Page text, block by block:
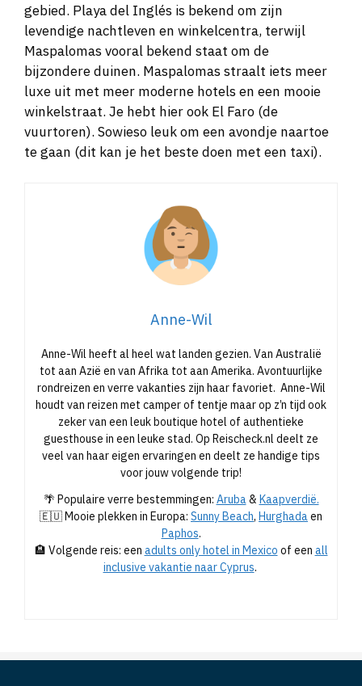
gebied. Playa del Inglés is bekend om zijn
levendige nachtleven en winkelcentra, terwijl
Maspalomas vooral bekend staat om de
bijzondere duinen. Maspalomas straalt iets meer
luxe uit met meer moderne hotels en een mooie
winkelstraat. Je hebt hier ook El Faro (de
vuurtoren). Sowieso leuk om een avondje naartoe
te gaan (dit kan je het beste doen met een taxi).
Anne-Wil
Anne-Wil heeft al heel wat landen gezien. Van Australië
tot aan Azië en van Afrika tot aan Amerika. Avontuurlijke
rondreizen en verre vakanties zijn haar favoriet. Anne-Wil
houdt van reizen met camper of tentje maar op z’n tijd ook
zeker van een leuk boutique hotel of authentieke
guesthouse in een leuke stad. Op Reischeck.nl deelt ze
veel van haar eigen ervaringen en deelt ze handige tips
voor jouw volgende trip!
🌴 Populaire verre bestemmingen: Aruba& Kaapverdië.
🇪🇺 Mooie plekken in Europa: Sunny Beach, Hurghadaen
Paphos.
🏨 Volgende reis: een adults only hotel in Mexico of een all
inclusive vakantie naar Cyprus.